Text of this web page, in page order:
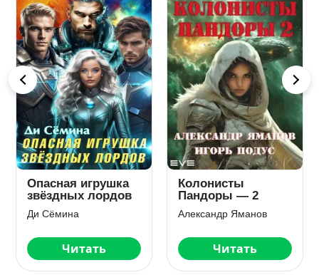
Иллюзия свободы
Ани Марика
Читать
Трудно быть
богом
Аркадий Стругацкий
Читать